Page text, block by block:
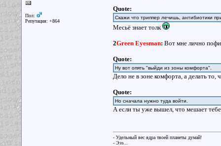
Пол:
Репутация: +864
Quote:
Скажи что триппер лечишь, антибиотики
Месьё знает толк
2Green Eyesman: Вот мне лично
Quote:
Ну вот опять "выйди из зоны комфорта".
Дело не в зоне комфорта, а делать то,
Quote:
Но сначала нужно туда войти.
А если ты уже вышел, что мешает тебе
- Удельный вес ядра твоей планеты думай!
- Эээ...